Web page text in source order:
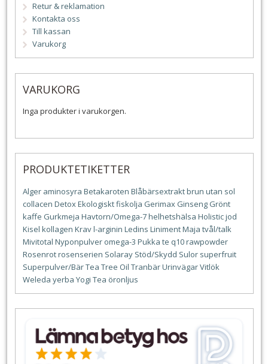
Retur & reklamation
Kontakta oss
Till kassan
Varukorg
VARUKORG
Inga produkter i varukorgen.
PRODUKTETIKETTER
Alger aminosyra Betakaroten Blåbärsextraktbrun utan sol
collacen DetoxEkologisktfiskolja Gerimax Ginseng Grönt
kaffe Gurkmeja Havtorn/Omega-7helhetshälsa Holisticjod
Kisel kollagen Kravl-arginin Ledins LinimentMaja tvål/talk
Mivitotal Nyponpulver omega-3 Pukka te q10rawpowder
Rosenrotrosenserien Solaray Stöd/Skydd Sulor superfruit
Superpulver/BärTea Tree Oil TranbärUrinvägarVitlök
Weleda yerba Yogi Tea öronljus